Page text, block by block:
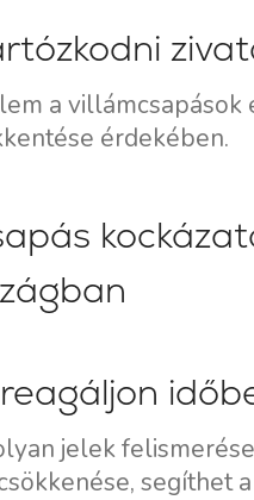
a villámcsapások
érdekében.
jelek
segíthet
Szolgáltatások
Kapitányos Jachtbérlés
Ellátott Jachtbérlés
Valovie - Távoli
Asszisztens
Bali katamarán bérlés